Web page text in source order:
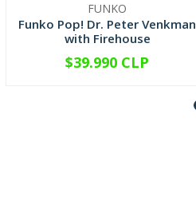
FUNKO
Funko Pop! Dr. Peter Venkman
with Firehouse
+
$39.990 CLP